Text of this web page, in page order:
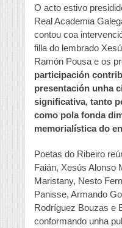
O acto estivo
Real Academia
contou coa
filla do lembrado
Ramón Pousa e os
participación
presentación unha
significativa, tanto
como pola fonda
memorialística do
Poetas do Ribeiro
Faián, Xesús Alonso
Maristany, Nesto
Panisse, Armando
Rodríguez Bouzas e
conformando unha